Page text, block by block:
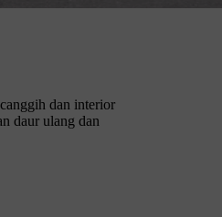
dan interior
daur ulang dan